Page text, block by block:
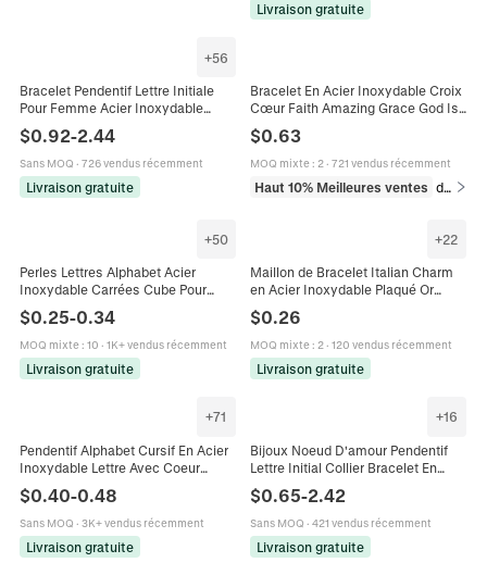
Livraison gratuite
+56
Bracelet Pendentif Lettre Initiale
Pour Femme Acier Inoxydable
Plaqué Or 14K Chaîne Maille Figaro
Serpent Trombone Bijoux Alphabet
$0.92-2.44
Sans MOQ · 726 vendus récemment
Livraison gratuite
Bracelet En Acier Inoxydable Croix
Cœur Faith Amazing Grace God Is
Good Lettre Pendentif Chaîne Polie
Bijoux Unisexe
$0.63
MOQ mixte: 2· 721 vendus récemment
Haut 10% Meilleures ventes dans Bracelets
+50
Perles Lettres Alphabet Acier
Inoxydable Carrées Cube Pour
Fabrication Bijoux DIY Bracelet
Collier Accessoire Charms
$0.25-0.34
MOQ mixte: 10 · 1K+ vendus récemment
Livraison gratuite
+22
Maillon de Bracelet Italian Charm
en Acier Inoxydable Plaqué Or
Lettre de l'Alphabet Émail Rose DIY
Modulaire Bijoux pour Femmes
$0.26
MOQ mixte: 2· 120 vendus récemment
Livraison gratuite
+71
Pendentif Alphabet Cursif En Acier
Inoxydable Lettre Avec Coeur
Collier
$0.40-0.48
Sans MOQ · 3K+ vendus récemment
Livraison gratuite
+16
Bijoux Noeud D'amour Pendentif
Lettre Initial Collier Bracelet En
Strass Pour Femmes
$0.65-2.42
Sans MOQ · 421 vendus récemment
Livraison gratuite